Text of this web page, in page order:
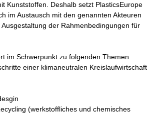
Kunststoffen. Deshalb setzt PlasticsEurope
im Austausch mit den genannten Akteuren
der Rahmenbedingungen für
im Schwerpunkt zu folgenden Themen
einer klimaneutralen Kreislaufwirtschaft
(werkstoffliches und chemisches